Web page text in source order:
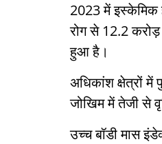
2023 में इस्केमिक
रोग से 12.2 करोड़
हुआ है।
अधिकांश क्षेत्रों
जोखिम में तेजी से
उच्च बॉडी मास